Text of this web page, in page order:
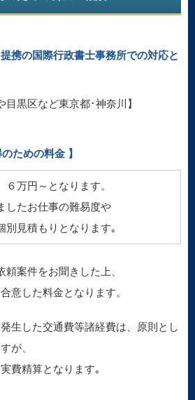
携の国際行政書士事務所での対応と
目黒区など東京都･神奈川】
ための料金 】
万円～となります。
したお仕事の難易度や
別見積もりとなります｡
案件をお聞きした上、
した料金となります。
した交通費等諸経費は、原則とし
が、
費精算となります｡